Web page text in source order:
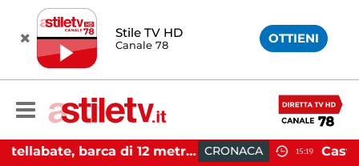
Stile TV HD
Canale 78 OTTIENI
Castellabate, barca di 12 metri resta incastrata sugli scogli: salvate 9 persone CRONACA 15:19